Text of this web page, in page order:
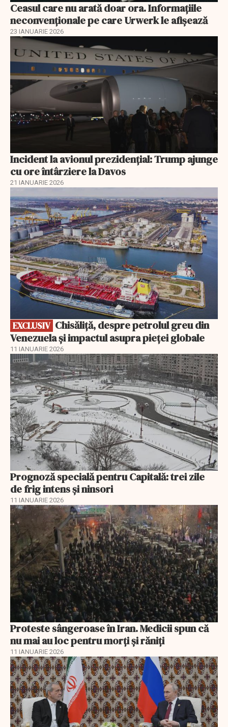
Ceasul care nu arată doar ora. Informațiile
neconvenționale pe care Urwerk le afișează
23 IANUARIE 2026
Incident la avionul prezidențial: Trump ajunge
cu ore întârziere la Davos
21 IANUARIE 2026
EXCLUSIV
EXCLUSIV
Venezuela și impactul asupra pieței globale
11 IANUARIE 2026
Prognoză specială pentru Capitală: trei zile
de frig intens și ninsori
11 IANUARIE 2026
Proteste sângeroase în Iran. Medicii spun că
nu mai au loc pentru morți și răniți
11 IANUARIE 2026